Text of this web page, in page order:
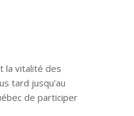
la vitalité des
tard jusqu’au
de participer